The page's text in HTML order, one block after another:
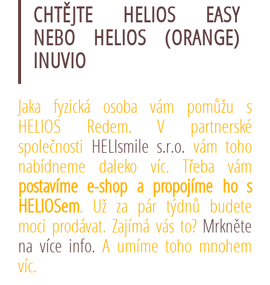
CHTĚJTE HELIOS EASY
NEBO HELIOS (ORANGE)
INUVIO
Jaka fyzická osoba vám pomůžu s
HELIOS Redem. V partnerské
společnosti HELIsmile s.r.o. vám toho
nabídneme daleko víc. Třeba vám
postavíme e-shop a propojíme ho s
HELIOSem. Už za pár týdnů budete
moci prodávat. Zajímá vás to? Mrkněte
na více info. A umíme toho mnohem
víc.